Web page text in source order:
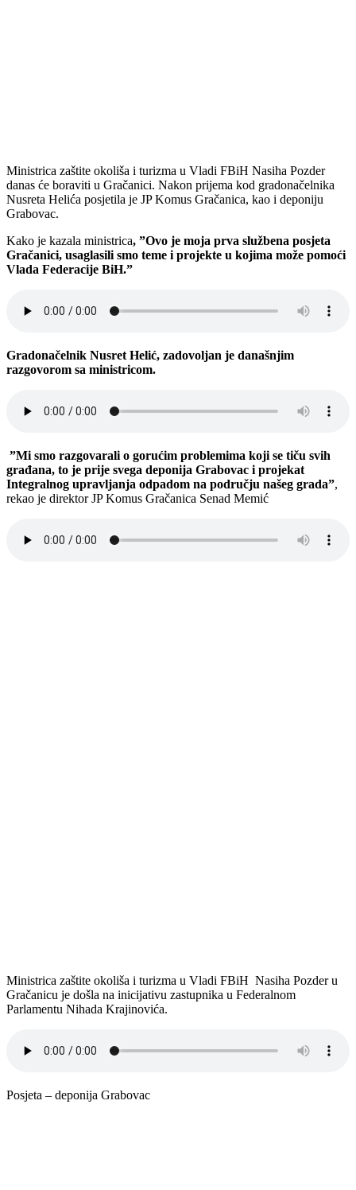
Ministrica zaštite okoliša i turizma u Vladi FBiH Nasiha Pozder
danas će boraviti u Gračanici. Nakon prijema kod gradonačelnika
Nusreta Helića posjetila je JP Komus Gračanica, kao i deponiju
Grabovac.
Kako je kazala ministrica, ”Ovo je moja prva službena posjeta
Gračanici, usaglasili smo teme i projekte u kojima može pomoći
Vlada Federacije BiH.”
Gradonačelnik Nusret Helić, zadovoljan je današnjim
razgovorom sa ministricom.
”Mi smo razgovarali o gorućim problemima koji se tiču svih
građana, to je prije svega deponija Grabovac i projekat
Integralnog upravljanja odpadom na području našeg grada”,
rekao je direktor JP Komus Gračanica Senad Memić
Ministrica zaštite okoliša i turizma u Vladi FBiH Nasiha Pozder u
Gračanicu je došla na inicijativu zastupnika u Federalnom
Parlamentu Nihada Krajinovića.
Posjeta – deponija Grabovac